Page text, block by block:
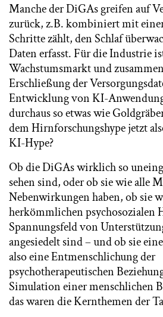
Manche der DiGAs greifen auf
zurück, z.B. kombiniert mit
Schritte zählt, den Schlaf
Daten erfasst. Für die Industrie
Wachstumsmarkt und
Erschließung der
Entwicklung von KI-
durchaus so etwas wie
dem Hirnforschungshype jetzt
KI-Hype?
Ob die DiGAs wirklich so
sehen sind, oder ob sie wie alle
Nebenwirkungen haben, ob sie
herkömmlichen psychosozialen
Spannungsfeld von
angesiedelt sind – und ob sie
also eine Entmenschlichung der
psychotherapeutischen
Simulation einer menschlichen
das waren die Kernthemen der